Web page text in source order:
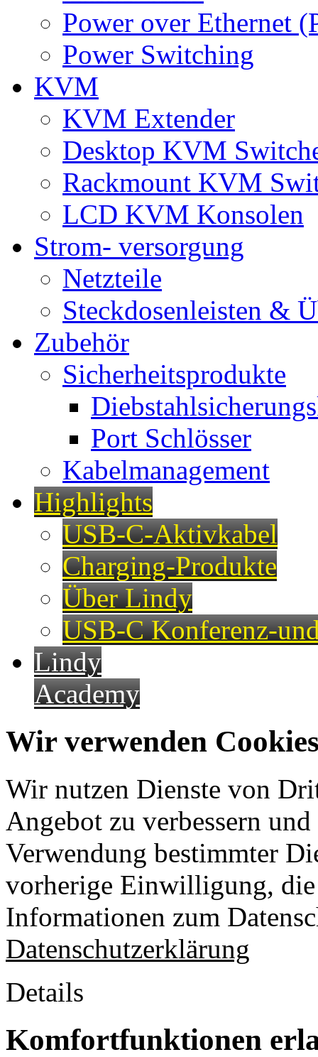
Power over Ethernet
Power Switching
KVM
KVM Extender
Desktop KVM
Rackmount KVM
LCD KVM Konsolen
Strom- versorgung
Netzteile
Steckdosenleisten &
Zubehör
Sicherheitsprodukte
Port Schlösser
Kabelmanagement
Highlights
USB-C-Aktivkabel
Charging-Produkte
Über Lindy
USB-C Konferenz-
Lindy
Academy
Wir verwenden
Wir nutzen Dienste von
Angebot zu verbessern
Verwendung bestimmter
vorherige Einwilligung,
Informationen zum
Datenschutzerklärung
Details
Komfortfunktionen